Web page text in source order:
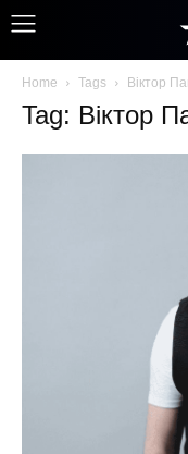
Home Tags Віктор
Tag: Віктор